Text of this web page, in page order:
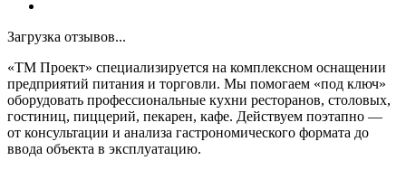
Загрузка отзывов...
«ТМ Проект» специализируется на комплексном оснащении
предприятий питания и торговли. Мы помогаем «под ключ»
оборудовать профессиональные кухни ресторанов, столовых,
гостиниц, пиццерий, пекарен, кафе. Действуем поэтапно —
от консультации и анализа гастрономического формата до
ввода объекта в эксплуатацию.